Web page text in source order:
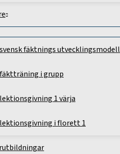
svensk fäktnings utvecklingsmodell
fäktträning i grupp
lektionsgivning 1 värja
lektionsgivning i florett 1